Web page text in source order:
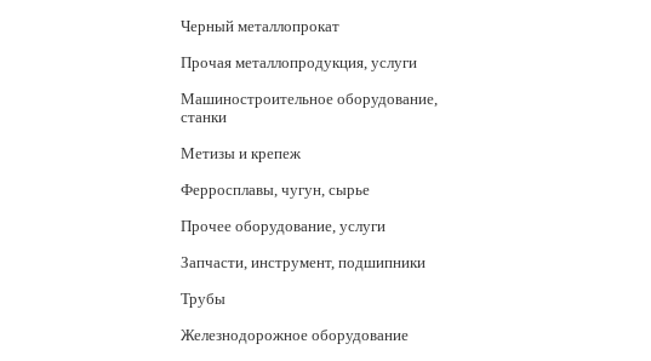
Черный металлопрокат
Прочая металлопродукция, услуги
Машиностроительное оборудование,
станки
Метизы и крепеж
Ферросплавы, чугун, сырье
Прочее оборудование, услуги
Запчасти, инструмент, подшипники
Трубы
Железнодорожное оборудование